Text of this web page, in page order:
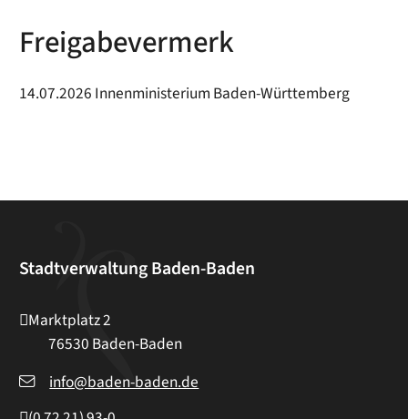
Freigabevermerk
14.07.2026 Innenministerium Baden-Württemberg
Stadtverwaltung Baden-Baden
Marktplatz 2
76530 Baden-Baden
info@baden-baden.de